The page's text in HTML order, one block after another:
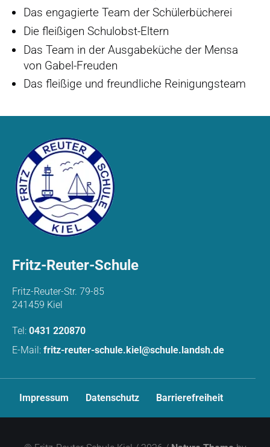
Das engagierte Team der Schülerbücherei
Die fleißigen Schulobst-Eltern
Das Team in der Ausgabeküche der Mensa
von Gabel-Freuden
Das fleißige und freundliche Reinigungsteam
Fritz-Reuter-Schule
Fritz-Reuter-Str. 79-85
241459 Kiel
Tel: 0431 220870
E-Mail: fritz-reuter-schule.kiel@schule.landsh.de
v
Impressum Datenschutz Barrierefreiheit